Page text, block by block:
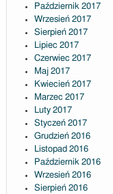
Październik 2017
Wrzesień 2017
Sierpień 2017
Lipiec 2017
Czerwiec 2017
Maj 2017
Kwiecień 2017
Marzec 2017
Luty 2017
Styczeń 2017
Grudzień 2016
Listopad 2016
Październik 2016
Wrzesień 2016
Sierpień 2016